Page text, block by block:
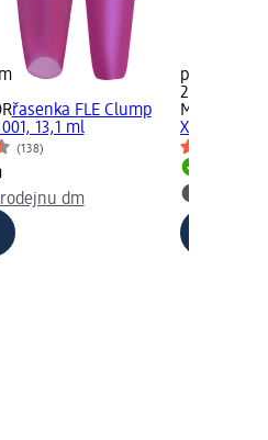
řasenka FLE Clump
13,1 ml
(138)
dm
prodejnu
299,00 Kč
MAX
XXL, 12 ml